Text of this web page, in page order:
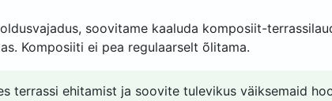
soovitame kaaluda komposiit-
Komposiiti ei pea regulaarselt õlitama.
terrassi ehitamist ja soovite tulevikus väiksemaid